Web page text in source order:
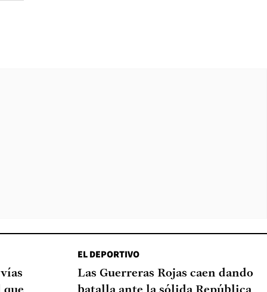
EL DEPORTIVO
Las Guerreras Rojas caen dando